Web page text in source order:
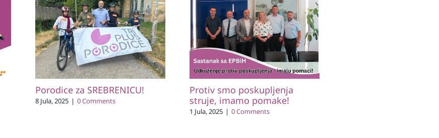
Porodice za SREBRENICU!
8 Jula, 2025 | 0 Comments
Protiv smo poskupljenja
struje, imamo pomake!
1 Jula, 2025 | 0 Comments